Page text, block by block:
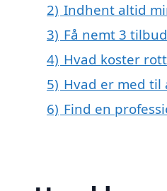
2) Indhent altid
3) Få nemt 3
4) Hvad koster
5) Hvad er med til
6) Find en